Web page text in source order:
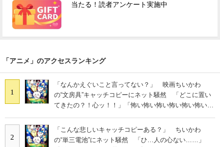
当たる！読者アンケート実施中
「アニメ」のアクセスランキング
1
「なんかえぐいこと言ってない？」 映画ちいかわ
の“文房具”キャッチコピーにネット騒然 「どこに置い
てきたの？！心ッ！！」「怖い怖い怖い怖い怖い怖い怖
2
「こんな悲しいキャッチコピーある？」 ちいかわ
の“単三電池”にネット騒然 「ひ…人の心ない……」